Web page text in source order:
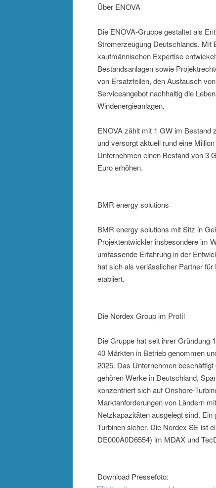
Über ENOVA
Die ENOVA-Gruppe gestaltet als
Stromerzeugung Deutschlands. Mit
kaufmännischen Expertise
Bestandsanlagen sowie
von Ersatzteilen, den Austausch
Serviceangebot nachhaltig die
Windenergieanlagen.
ENOVA zählt mit 1 GW im Bestand
und versorgt aktuell rund eine
Unternehmen einen Bestand von 3
Euro erhöhen.
BMR energy solutions
BMR energy solutions mit Sitz in
Projektentwickler insbesondere im
umfassende Erfahrung in der
hat sich als verlässlicher Partner
etabliert.
Die Nordex Group im Profil
Die Gruppe hat seit ihrer Gründung
40 Märkten in Betrieb genommen
2025. Das Unternehmen
gehören Werke in Deutschland,
konzentriert sich auf Onshore-
Marktanforderungen von Ländern
Netzkapazitäten ausgelegt sind.
Turbinen sicher. Die Nordex SE ist
DE000A0D6554) im MDAX und
Download Pressefoto: